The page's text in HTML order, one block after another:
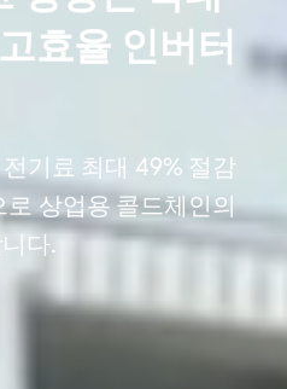
효율 인버터
기료 최대 49% 절감
상업용 콜드체인의
다.